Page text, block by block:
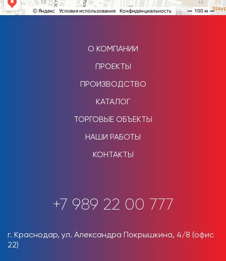
О КОМПАНИИ
ПРОЕКТЫ
ПРОИЗВОДСТВО
КАТАЛОГ
ТОРГОВЫЕ ОБЪЕКТЫ
НАШИ РАБОТЫ
КОНТАКТЫ
+7 989 22 00 777
г. Краснодар, ул. Александра Покрышкина, 4/8 (офис
22)